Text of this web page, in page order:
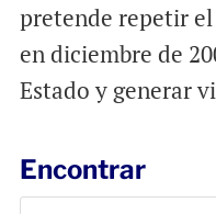
pretende repetir
en diciembre de
Estado y generar
Encontrar